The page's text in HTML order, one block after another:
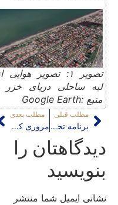
تصویر ۱: تصویر هوایی
لبه ساحلی دریای خزر
منبع :Google Earth
مطلب قبلی
برنامه تحقق پذیر اجتماعی-اقتصادی؛ حلقه مفقود طرح مصوب ایرانی-اسلامی محله نفرآباد
مطلب بعدی
مروری کوتاه بر پنج سند جایکا برای کاهش ریسک زلزله تهران
دیدگاهتان را
بنویسید
نشانی ایمیل شما منتشر